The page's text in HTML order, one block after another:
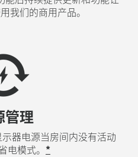
我们的商用产品。
管理
器电源当房间内没有活动
电模式。 *